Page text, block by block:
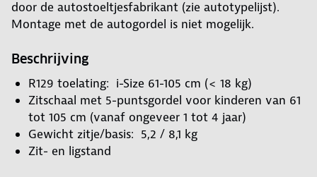
door de autostoeltjesfabrikant (zie autotypelijst).
Montage met de autogordel is niet mogelijk.
Beschrijving
R129 toelating: i-Size 61-105 cm (< 18 kg)
Zitschaal met 5-puntsgordel voor kinderen van 61
tot 105 cm (vanaf ongeveer 1 tot 4 jaar)
Gewicht zitje/basis: 5,2 / 8,1 kg
Zit- en ligstand